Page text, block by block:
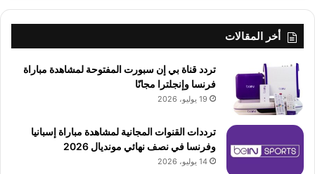
أخر المقالات
تردد قناة بي إن سبورت المفتوحة لمشاهدة مباراة
فرنسا وإنجلترا مجانًا
19 يوليو، 2026
ترددات القنوات المجانية لمشاهدة مباراة إسبانيا
وفرنسا في نصف نهائي مونديال 2026
14 يوليو، 2026